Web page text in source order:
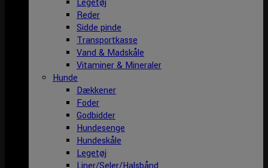
Legetøj
Reder
Sidde pinde
Transportkasse
Vand & Madskåle
Vitaminer & Mineraler
Hunde
Dækkener
Foder
Godbidder
Hundesenge
Hundeskåle
Legetøj